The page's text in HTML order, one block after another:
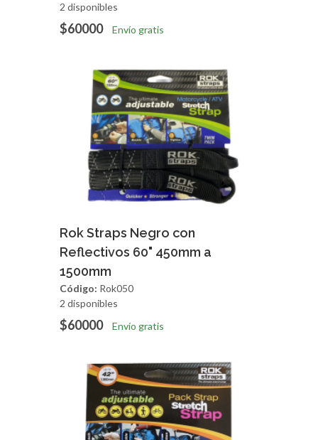
2 disponibles
$60000 Envío gratis
Agregar Vista Rapida
Rok Straps Negro con
Reflectivos 60" 450mm a
1500mm
Código: Rok050
2 disponibles
$60000 Envío gratis